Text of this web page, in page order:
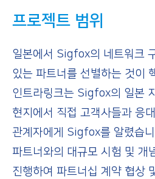
프로젝트 범위
일본에서 Sigfox의 네트워크
있는 파트너를 선별하는 것이
인트라링크는 Sigfox의 일본
현지에서 직접 고객사들과 응
관계자에게 Sigfox를 알렸습
파트너와의 대규모 시험 및 개
진행하여 파트너십 계약 협상